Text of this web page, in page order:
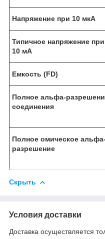
Напряжение при 10 мкА
Типичное напряжение при
10 мА
Емкость (FD)
Полное альфа-
соединения
Полное омическое альфа-
разрешение
Скрыть
Условия доставки
Доставка осуществляется